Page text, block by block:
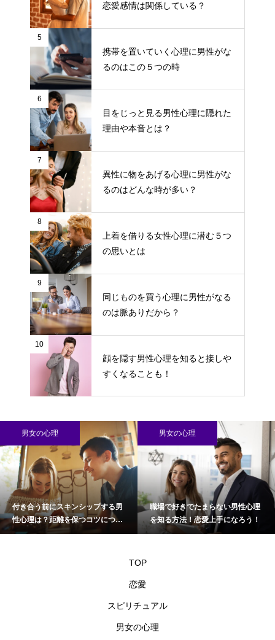
恋愛感情は関係している？
5
携帯を置いていく心理に男性がな
るのはこの５つの時
6
目をじっと見る男性心理に隠れた
理由や本音とは？
7
異性に物をあげる心理に男性がな
るのはどんな時が多い？
8
上着を借りる女性心理に潜む５つ
の思いとは
9
同じものを買う心理に男性がなる
のは脈ありだから？
10
顔を隠す男性心理を知ると接しや
すくなることも！
男女の心理
付き合う前にスキンシップする男
性心理は？距離を保つコツについ
て
男女の心理
職場で好きでたまらない男性心理
を知る方法！恋愛上手になろう！
TOP
恋愛
スピリチュアル
男女の心理